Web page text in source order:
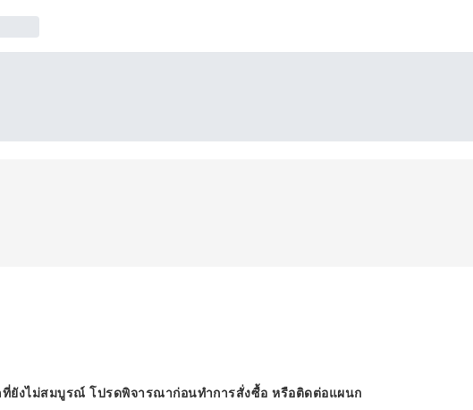
งไม่สมบูรณ์ โปรดพิจารณาก่อนทำการสั่งซื้อ หรือติดต่อแผนก